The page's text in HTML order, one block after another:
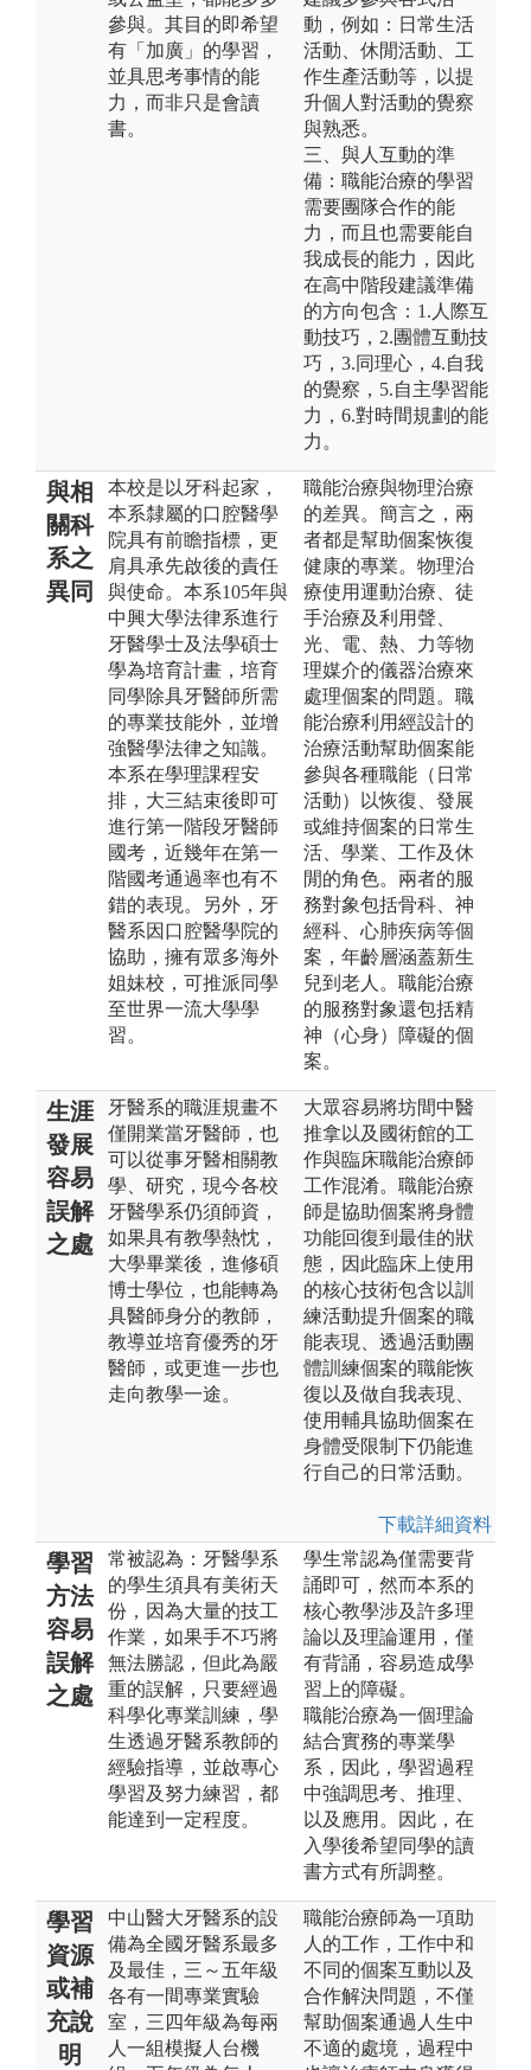
參與。其目的即希望
有「加廣」的學習，
並具思考事情的能
力，而非只是會讀
書。
動，例如：日常生活
活動、休閒活動、工
作生產活動等，以提
升個人對活動的覺察
與熟悉。
三、與人互動的準
備：職能治療的學習
需要團隊合作的能
力，而且也需要能自
我成長的能力，因此
在高中階段建議準備
的方向包含：1.人際互
動技巧，2.團體互動技
巧，3.同理心，4.自我
的覺察，5.自主學習能
力，6.對時間規劃的能
力。
與相
關科
系之
異同
本校是以牙科起家，
本系隸屬的口腔醫學
院具有前瞻指標，更
肩具承先啟後的責任
與使命。本系105年與
中興大學法律系進行
牙醫學士及法學碩士
學為培育計畫，培育
同學除具牙醫師所需
的專業技能外，並增
強醫學法律之知識。
本系在學理課程安
排，大三結束後即可
進行第一階段牙醫師
國考，近幾年在第一
階國考通過率也有不
錯的表現。另外，牙
醫系因口腔醫學院的
協助，擁有眾多海外
姐妹校，可推派同學
至世界一流大學學
習。
職能治療與物理治療
的差異。簡言之，兩
者都是幫助個案恢復
健康的專業。物理治
療使用運動治療、徒
手治療及利用聲、
光、電、熱、力等物
理媒介的儀器治療來
處理個案的問題。職
能治療利用經設計的
治療活動幫助個案能
參與各種職能（日常
活動）以恢復、發展
或維持個案的日常生
活、學業、工作及休
閒的角色。兩者的服
務對象包括骨科、神
經科、心肺疾病等個
案，年齡層涵蓋新生
兒到老人。職能治療
的服務對象還包括精
神（心身）障礙的個
案。
生涯
發展
容易
誤解
之處
牙醫系的職涯規畫不
僅開業當牙醫師，也
可以從事牙醫相關教
學、研究，現今各校
牙醫學系仍須師資，
如果具有教學熱忱，
大學畢業後，進修碩
博士學位，也能轉為
具醫師身分的教師，
教導並培育優秀的牙
醫師，或更進一步也
走向教學一途。
大眾容易將坊間中醫
推拿以及國術館的工
作與臨床職能治療師
工作混淆。職能治療
師是協助個案將身體
功能回復到最佳的狀
態，因此臨床上使用
的核心技術包含以訓
練活動提升個案的職
能表現、透過活動團
體訓練個案的職能恢
復以及做自我表現、
使用輔具協助個案在
身體受限制下仍能進
行自己的日常活動。
下載詳細資料
學習
方法
容易
誤解
之處
常被認為：牙醫學系
的學生須具有美術天
份，因為大量的技工
作業，如果手不巧將
無法勝認，但此為嚴
重的誤解，只要經過
科學化專業訓練，學
生透過牙醫系教師的
經驗指導，並啟專心
學習及努力練習，都
能達到一定程度。
學生常認為僅需要背
誦即可，然而本系的
核心教學涉及許多理
論以及理論運用，僅
有背誦，容易造成學
習上的障礙。
職能治療為一個理論
結合實務的專業學
系，因此，學習過程
中強調思考、推理、
以及應用。因此，在
入學後希望同學的讀
書方式有所調整。
學習
資源
或補
充說
明
中山醫大牙醫系的設
備為全國牙醫系最多
及最佳，三～五年級
各有一間專業實驗
室，三四年級為每兩
人一組模擬人台機
職能治療師為一項助
人的工作，工作中和
不同的個案互動以及
合作解決問題，不僅
幫助個案通過人生中
不適的處境，過程中